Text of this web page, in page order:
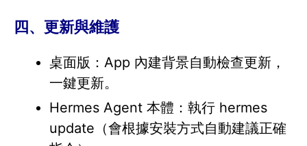
四、更新與維護
桌面版：App 內建背景自動檢查更新，
一鍵更新。
Hermes Agent 本體：執行 hermes
update（會根據安裝方式自動建議正確